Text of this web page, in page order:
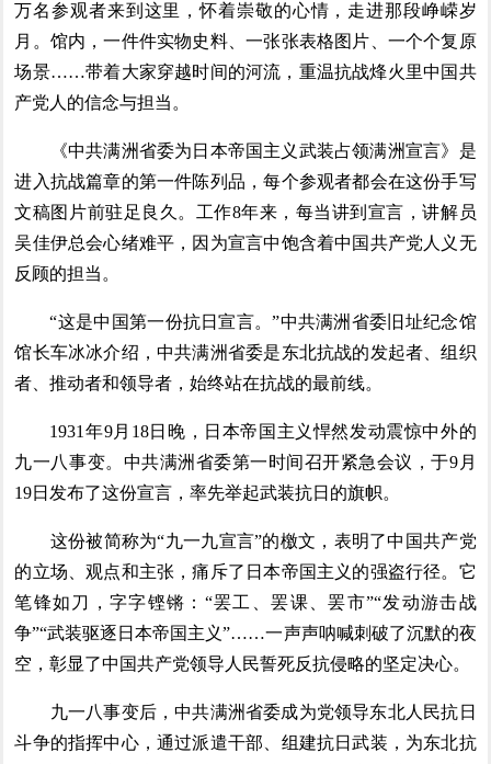
万名参观者来到这里，怀着崇敬的心情，走进那段峥嵘岁
月。馆内，一件件实物史料、一张张表格图片、一个个复原
场景……带着大家穿越时间的河流，重温抗战烽火里中国共
产党人的信念与担当。
《中共满洲省委为日本帝国主义武装占领满洲宣言》是
进入抗战篇章的第一件陈列品，每个参观者都会在这份手写
文稿图片前驻足良久。工作8年来，每当讲到宣言，讲解员
吴佳伊总会心绪难平，因为宣言中饱含着中国共产党人义无
反顾的担当。
“这是中国第一份抗日宣言。”中共满洲省委旧址纪念馆
馆长车冰冰介绍，中共满洲省委是东北抗战的发起者、组织
者、推动者和领导者，始终站在抗战的最前线。
1931年9月18日晚，日本帝国主义悍然发动震惊中外的
九一八事变。中共满洲省委第一时间召开紧急会议，于9月
19日发布了这份宣言，率先举起武装抗日的旗帜。
这份被简称为“九一九宣言”的檄文，表明了中国共产党
的立场、观点和主张，痛斥了日本帝国主义的强盗行径。它
笔锋如刀，字字铿锵：“罢工、罢课、罢市”“发动游击战
争”“武装驱逐日本帝国主义”……一声声呐喊刺破了沉默的夜
空，彰显了中国共产党领导人民誓死反抗侵略的坚定决心。
九一八事变后，中共满洲省委成为党领导东北人民抗日
斗争的指挥中心，通过派遣干部、组建抗日武装，为东北抗